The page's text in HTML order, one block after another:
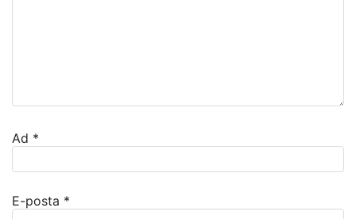
Ad *
E-posta *